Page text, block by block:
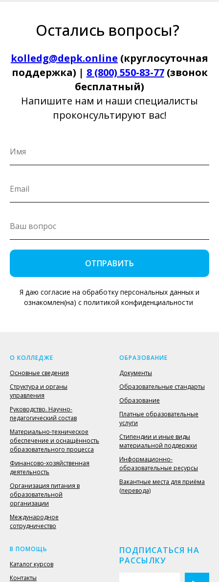
Остались вопросы?
kolledg@depk.online (круглосуточная
поддержка) | 8 (800) 550-83-77(звонок
бесплатный)
Напишите нам и наши специалисты
проконсультируют вас!
ОТПРАВИТЬ
Я даю согласие на обработку персональных данных и
ознакомлен(на) с политикой конфиденциальности
О КОЛЛЕДЖЕ
Основные сведения
Структура и органы
управления
Руководство. Научно-
педагогический состав
Материально-техническое
обеспечение и оснащённость
образовательного процесса
Финансово-хозяйственная
деятельность
Организация питания в
образовательной
организации
Международное
сотрудничество
ОБРАЗОВАНИЕ
Документы
Образовательные стандарты
Образование
Платные образовательные
услуги
Стипендии и иные виды
материальной поддержки
Информационно-
образовательные ресурсы
Вакантные места для приёма
(перевода)
В ПОМОЩЬ
Каталог курсов
Контакты
ПОДПИСАТЬСЯ НА
РАССЫЛКУ